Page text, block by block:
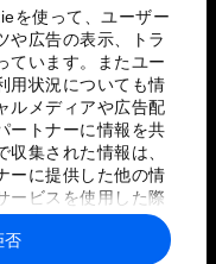
を使って、ユーザー
や広告の表示、トラ
ています。またユー
用状況についても情
ルメディアや広告配
ートナーに情報を共
集された情報は、
ーに提供した他の情
ービスを使用した際
み合わされ、各パー
ることがありま
否